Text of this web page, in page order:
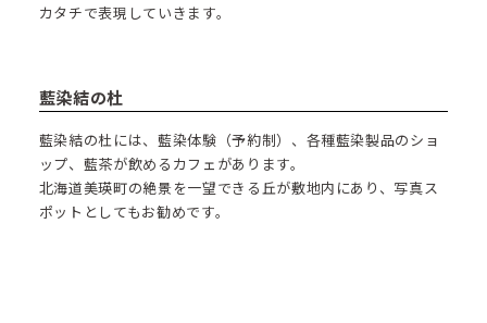
カタチで表現していきます。
藍染結の杜
藍染結の杜には、藍染体験（予約制）、各種藍染製品のショ
ップ、藍茶が飲めるカフェがあります。
北海道美瑛町の絶景を一望できる丘が敷地内にあり、写真ス
ポットとしてもお勧めです。